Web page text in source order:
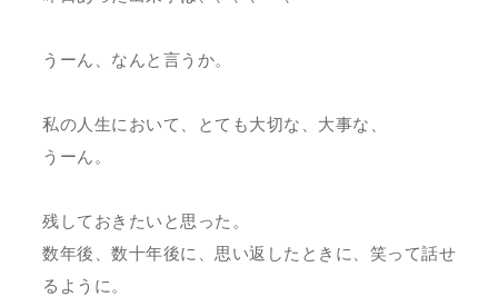
うーん、なんと言うか。
私の人生において、とても大切な、大事な、
うーん。
残しておきたいと思った。
数年後、数十年後に、思い返したときに、笑って話せ
るように。